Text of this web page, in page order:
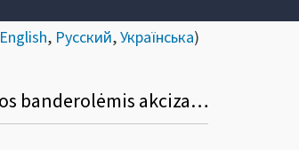
English, Русский,Українська)
Kokiu būdu ir kur mokesčių mokėtojai gali pateikti prašymo AKC404 formą dėl paženklintų Lietuvos banderolėmis akcizais apmokestinamų prekių išvežimo leidimo išdavimo?